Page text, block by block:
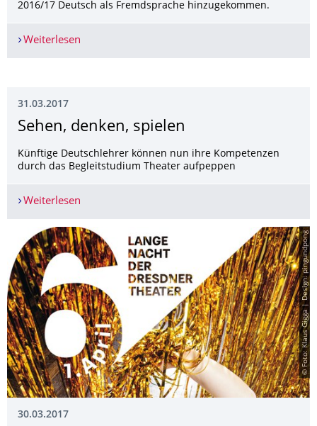
2016/17 Deutsch als Fremdsprache hinzugekommen.
Weiterlesen
31.03.2017
Sehen, denken, spielen
Künftige Deutschlehrer können nun ihre Kompetenzen
durch das Begleitstudium Theater aufpeppen
Weiterlesen
© Foto: Klaus Gigga | Design: pingundpong
30.03.2017